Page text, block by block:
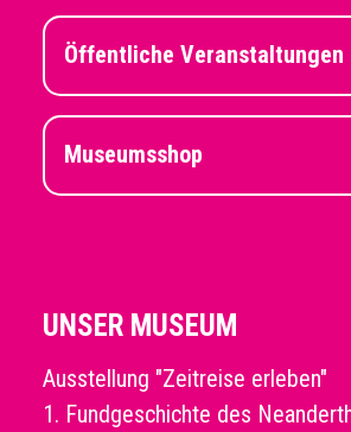
Öffentliche Veranstaltungen
Museumsshop
UNSER MUSEUM
Ausstellung "Zeitreise erleben"
1. Fundgeschichte des